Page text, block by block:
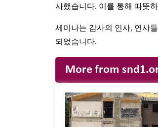
사했습니다. 이를 통해 따뜻
세미나는 감사의 인사, 연사
되었습니다.
More from